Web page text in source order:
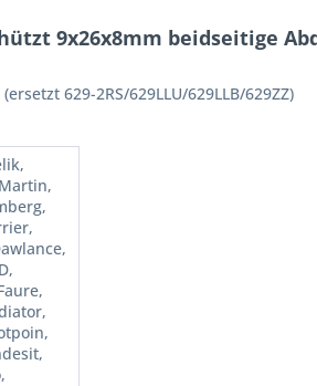
9x26x8mm beidseitige
629-2RS/629LLU/629LLB/629ZZ)